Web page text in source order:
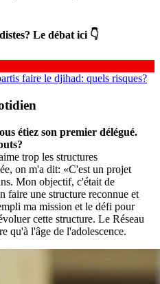
Le débat ici 👇
faire le djihad: quels risques?
étiez son premier délégué.
trop les structures
on m'a dit: «C'est un projet
Mon objectif, c'était de
faire une structure reconnue et
ma mission et le défi pour
cette structure. Le Réseau
qu'à l'âge de l'adolescence.